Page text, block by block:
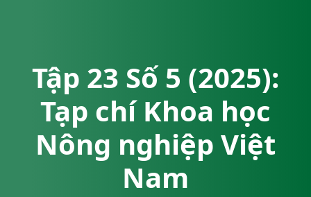
Tập 23 Số 5 (2025):
Tạp chí Khoa học
Nông nghiệp Việt
Nam